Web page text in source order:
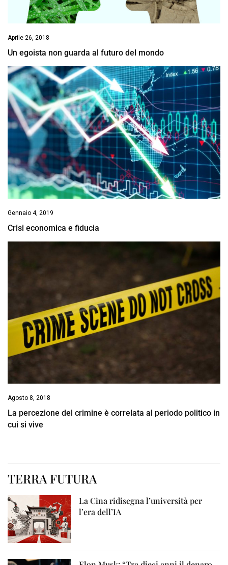
Aprile 26, 2018
Un egoista non guarda al futuro del mondo
Gennaio 4, 2019
Crisi economica e fiducia
Agosto 8, 2018
La percezione del crimine è correlata al periodo politico in
cui si vive
TERRA FUTURA
La Cina ridisegna l’università per
l’era dell’IA